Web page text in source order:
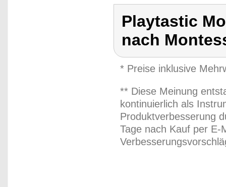
Playtastic
nach
* Preise inklusive
** Diese Meinung
kontinuierlich als
Produktverbesserung
Tage nach Kauf per E-